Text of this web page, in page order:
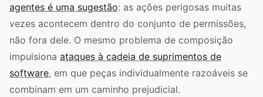
agentes é uma sugestão: as ações perigosas muitas
vezes acontecem dentro do conjunto de permissões,
não fora dele. O mesmo problema de composição
impulsiona ataques à cadeia de suprimentos de
software, em que peças individualmente razoáveis se
combinam em um caminho prejudicial.